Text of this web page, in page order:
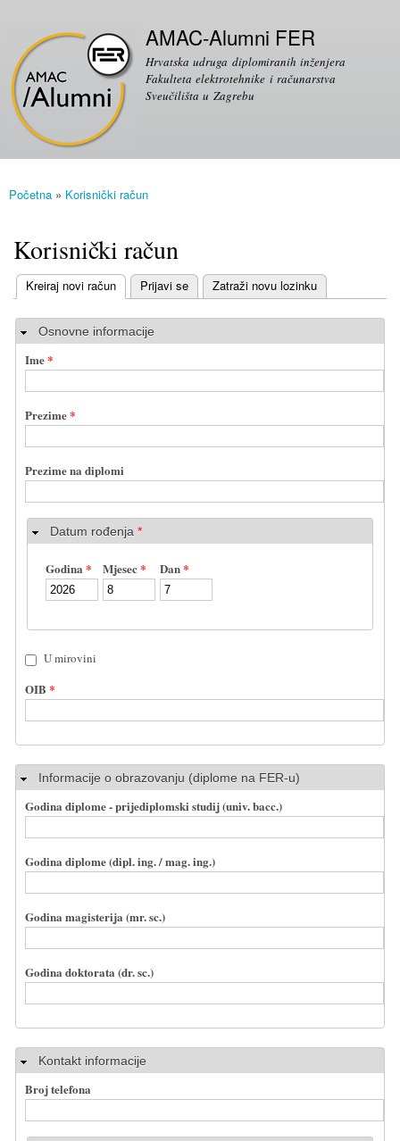
na
glavni
sadržaj
AMAC-Alumni FER
Hrvatska udruga diplomiranih inženjera
Fakulteta elektrotehnike i računarstva
Sveučilišta u Zagrebu
Vi ste ovdje
Početna » Korisnički račun
Korisnički račun
Primarni tabovi
Kreiraj novi račun
(aktivni tab) Prijavi se Zatraži novu lozinku
Sakrij
Osnovne informacije
Ime*
Prezime*
Prezime na diplomi
Datum rođenja *
Godina * Mjesec* Dan*
U mirovini
OIB *
SakrijInformacije o obrazovanju (diplome na FER-u)
Godina diplome - prijediplomski studij (univ. bacc.)
Godina diplome (dipl. ing. / mag. ing.)
Godina magisterija (mr. sc.)
Godina doktorata (dr. sc.)
SakrijKontakt informacije
Broj telefona